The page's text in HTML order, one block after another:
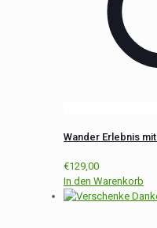
Wander Erlebnis
€129,00
In den Warenkorb